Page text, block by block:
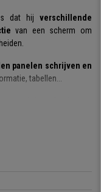
dat hij verschillende
van een scherm om
panelen schrijven en
tabellen...
mogelijkheid hem te
En zoals altijd bij